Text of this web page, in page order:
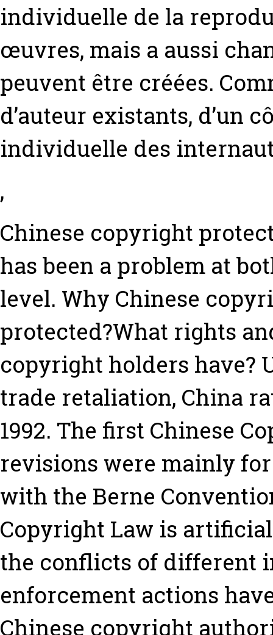
individuelle de la
œuvres, mais a aussi
peuvent être créées.
d’auteur existants, d’un
individuelle des
,
Chinese copyright
has been a problem at
level. Why Chinese
protected?What rights
copyright holders have?
trade retaliation, China
1992. The first Chinese
revisions were mainly
with the Berne
Copyright Law is
the conflicts of different
enforcement actions
Chinese copyright